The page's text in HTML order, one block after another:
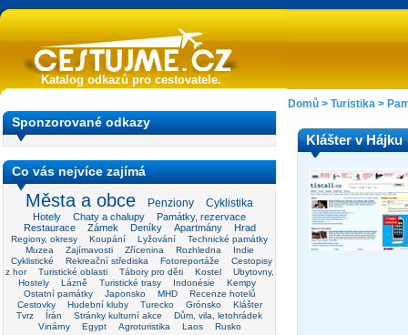
Katalog odkazů pro cestovatele.
Sponzorované odkazy
Co vás nejvíce zajímá
Města a obce Penziony Cyklistika
Hotely Chaty a chalupy
Památky, rezervace
Restaurace
Zámek Deníky Apartmány Hrad
Regiony, okresy Koupání Lyžování
Technické památky
Muzea
Zajímavosti Zřícenina Rozhledna
Indie
Cyklistické
Rekreační střediska Fotoreportáže
Cestopisy
z hor
Turistické oblasti Tábory pro děti Kostel
Ubytovny,
Hostely
Lázně Turistické trasy Indonésie
Kempy
Ostatní památky
Japonsko MHD
Recenze hotelů
Cestovky
Hudební kluby Turecko Grónsko
Klášter
Tvrz
Írán Stránky kulturní akce
Dům, vila, letohrádek
Vinárny
Egypt Agroturistika Laos Rusko
Domů > Turistika >
Klášter v Hájku